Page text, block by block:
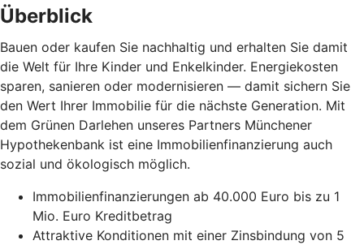
Überblick
Bauen oder kaufen Sie nachhaltig und erhalten Sie damit
die Welt für Ihre Kinder und Enkelkinder. Energiekosten
sparen, sanieren oder modernisieren — damit sichern Sie
den Wert Ihrer Immobilie für die nächste Generation. Mit
dem Grünen Darlehen unseres Partners Münchener
Hypothekenbank ist eine Immobilienfinanzierung auch
sozial und ökologisch möglich.
Immobilienfinanzierungen ab 40.000 Euro bis zu 1
Mio. Euro Kreditbetrag
Attraktive Konditionen mit einer Zinsbindung von 5